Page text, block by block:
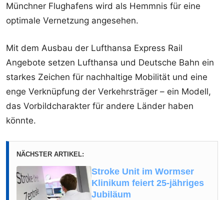
Münchner Flughafens wird als Hemmnis für eine
optimale Vernetzung angesehen.
Mit dem Ausbau der Lufthansa Express Rail
Angebote setzen Lufthansa und Deutsche Bahn ein
starkes Zeichen für nachhaltige Mobilität und eine
enge Verknüpfung der Verkehrsträger – ein Modell,
das Vorbildcharakter für andere Länder haben
könnte.
NÄCHSTER ARTIKEL:
Stroke Unit im Wormser
Klinikum feiert 25-jähriges
Jubiläum